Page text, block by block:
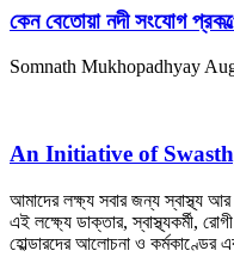
কেন বেতোয়া নদী সংযোগ
Somnath Mukhopadhyay
An Initiative of
আমাদের লক্ষ্য সবার জন্য স্বাস্থ্য
এই লক্ষ্যে ডাক্তার, স্বাস্থ্যকর্মী,
হোল্ডারদের আলোচনা ও কর্মকাণ্ডের